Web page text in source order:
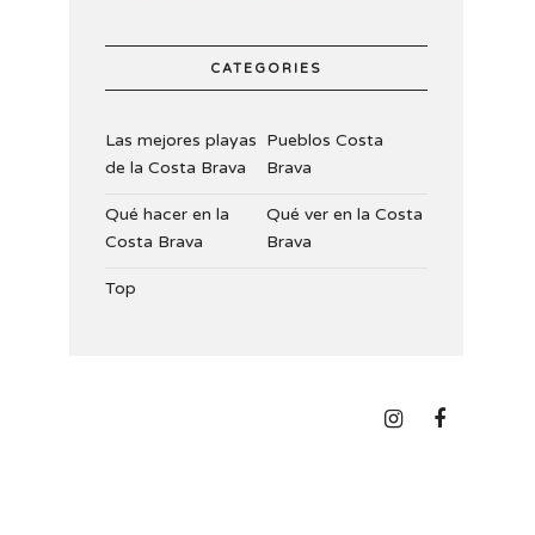
CATEGORIES
Las mejores playas
de la Costa Brava
Pueblos Costa
Brava
Qué hacer en la
Costa Brava
Qué ver en la Costa
Brava
Top